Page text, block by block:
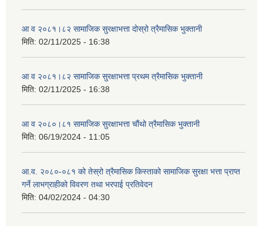
आ व २०८१।८२ सामाजिक सुरक्षाभत्ता दोस्रो त्रैमासिक भुक्तानी
मिति: 02/11/2025 - 16:38
आ व २०८१।८२ सामाजिक सुरक्षाभत्ता प्रथम त्रैमासिक भुक्तानी
मिति: 02/11/2025 - 16:38
आ व २०८०।८१ सामाजिक सुरक्षाभत्ता चौंथो त्रैमासिक भुक्तानी
मिति: 06/19/2024 - 11:05
आ.व. २०८०-०८१ को तेस्रो त्रैमासिक किस्ताको सामाजिक सुरक्षा भत्ता प्राप्त
गर्ने लाभग्राहीको विवरण तथा भरपाई प्रतिवेदन
मिति: 04/02/2024 - 04:30